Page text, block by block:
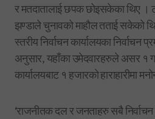
र मतदातालाई छपक छोइसकेका थिए ।
झण्डाले चुनावको माहौल तताई सकेको
स्तरीय निर्वाचन कार्यालयका निर्वाचन
अनुसार, यहाँका उमेदवारहरुले असर १ गते
कार्यालयबाट १ हजारको हाराहारीमा
‘राजनीतक दल र जनताहरु सबै